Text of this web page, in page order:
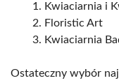
Kwiaciarnia i
Floristic Art
Kwiaciarnia
Ostateczny wybór